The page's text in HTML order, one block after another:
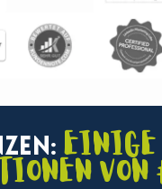
Einige
von